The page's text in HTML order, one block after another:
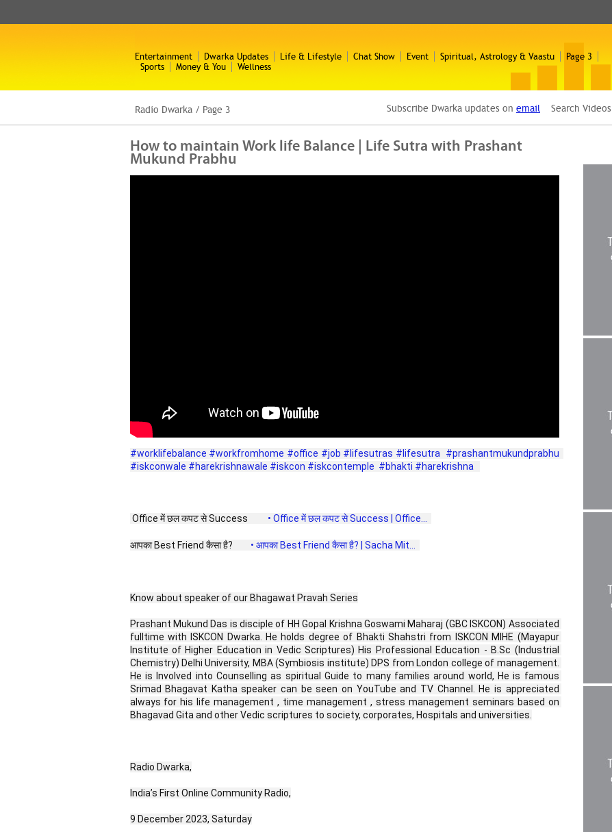
Entertainment Dwarka Updates Life & Lifestyle Chat Show Event Spiritual, Astrology & Vaastu
Page 3
Sports
Money & You Wellness
Radio Dwarka / Page 3 Subscribe Dwarka updates on email Search Videos
How to maintain Work life Balance | Life Sutra with Prashant
Mukund Prabhu
#worklifebalance #workfromhome #office #job #lifesutras #lifesutra
#prashantmukundprabhu
#iskconwale #harekrishnawale #iskcon #iskcontemple #bhakti #harekrishna
Office में छल कपट से Success • Office में छल कपट से Success | Office...
आपका Best Friend कैसा है? • आपका Best Friend कैसा है? | Sacha Mit...
Know about speaker of our Bhagawat Pravah Series
Prashant Mukund Das is disciple of HH Gopal Krishna Goswami Maharaj (GBC ISKCON) Associated
fulltime with ISKCON Dwarka. He holds degree of Bhakti Shahstri from ISKCON MIHE (Mayapur
Institute of Higher Education in Vedic Scriptures) His Professional Education - B.Sc (Industrial
Chemistry) Delhi University, MBA (Symbiosis institute) DPS from London college of management.
He is Involved into Counselling as spiritual Guide to many families around world, He is famous
Srimad Bhagavat Katha speaker can be seen on YouTube and TV Channel. He is appreciated
always for his life management , time management , stress management seminars based on
Bhagavad Gita and other Vedic scriptures to society, corporates, Hospitals and universities.
Radio Dwarka,
India’s First Online Community Radio,
9 December 2023, Saturday